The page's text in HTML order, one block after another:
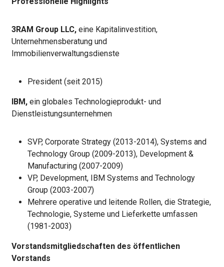
3RAM Group LLC, eine Kapitalinvestition,
Unternehmensberatung und
Immobilienverwaltungsdienste
President (seit 2015)
IBM, ein globales Technologieprodukt- und
Dienstleistungsunternehmen
SVP, Corporate Strategy (2013-2014), Systems and
Technology Group (2009-2013), Development &
Manufacturing (2007-2009)
VP, Development, IBM Systems and Technology
Group (2003-2007)
Mehrere operative und leitende Rollen, die Strategie,
Technologie, Systeme und Lieferkette umfassen
(1981-2003)
Vorstandsmitgliedschaften des öffentlichen
Vorstands